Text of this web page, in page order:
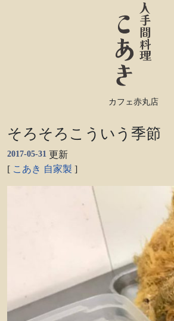
カフェ赤丸店
そろそろこういう季節
2017-05-31 更新
[ こあき 自家製 ]